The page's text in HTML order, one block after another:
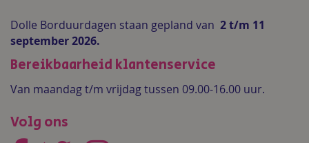
Dolle Borduurdagen staan gepland van 2 t/m 11
september 2026.
Bereikbaarheid klantenservice
Van maandag t/m vrijdag tussen 09.00-16.00 uur.
Volg ons